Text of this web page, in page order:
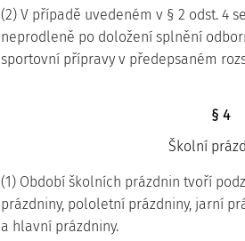
(2) V případě uvedeném v § 2 odst. 4
neprodleně po doložení splnění
sportovní přípravy v předepsaném
§ 4
Školní
(1) Období školních prázdnin tvoří
prázdniny, pololetní prázdniny, jarní
a hlavní prázdniny.